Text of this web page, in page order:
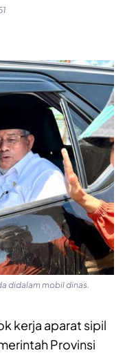
didalam mobil dinas.
kerja aparat sipil
Provinsi